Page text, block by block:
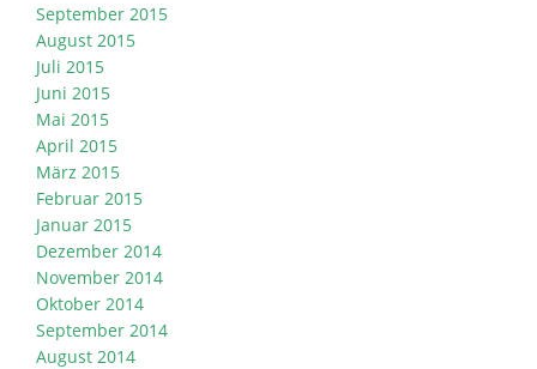
September 2015
August 2015
Juli 2015
Juni 2015
Mai 2015
April 2015
März 2015
Februar 2015
Januar 2015
Dezember 2014
November 2014
Oktober 2014
September 2014
August 2014